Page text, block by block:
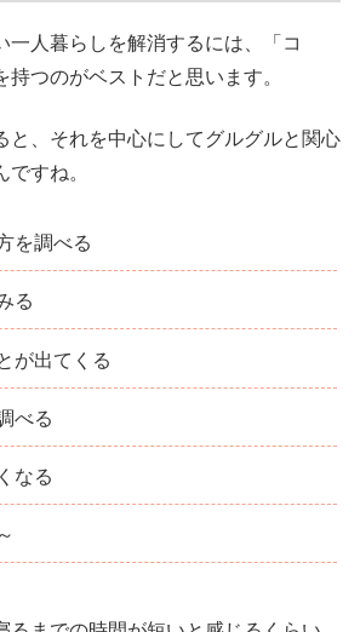
一人暮らしを解消するには、「コ
持つのがベストだと思います。
と、それを中心にしてグルグルと関心
すね。
を調べる
る
が出てくる
べる
なる